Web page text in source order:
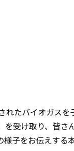
たバイオガス
受け取り、皆
子をお伝えする